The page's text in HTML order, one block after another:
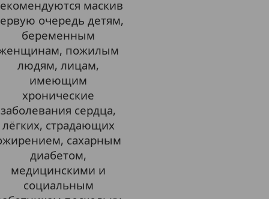
маскив
очередь детям,
беременным
пожилым
людям, лицам,
имеющим
хронические
заболевания сердца,
лёгких, страдающих
сахарным
диабетом,
медицинскими и
социальным